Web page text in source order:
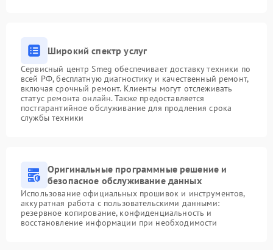
Широкий спектр услуг
Сервисный центр Smeg обеспечивает доставку техники по
всей РФ, бесплатную диагностику и качественный ремонт,
включая срочный ремонт. Клиенты могут отслеживать
статус ремонта онлайн. Также предоставляется
постгарантийное обслуживание для продления срока
службы техники
Оригинальные программные решение и
безопасное обслуживание данных
Использование официальных прошивок и инструментов,
аккуратная работа с пользовательскими данными:
резервное копирование, конфиденциальность и
восстановление информации при необходимости